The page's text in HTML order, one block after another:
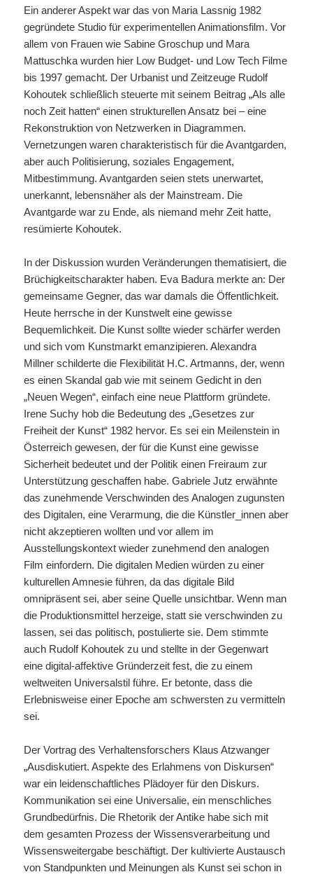
Ein anderer Aspekt war das von Maria Lassnig 1982
gegründete Studio für experimentellen Animationsfilm. Vor
allem von Frauen wie Sabine Groschup und Mara
Mattuschka wurden hier Low Budget- und Low Tech Filme
bis 1997 gemacht. Der Urbanist und Zeitzeuge Rudolf
Kohoutek schließlich steuerte mit seinem Beitrag „Als alle
noch Zeit hatten“ einen strukturellen Ansatz bei – eine
Rekonstruktion von Netzwerken in Diagrammen.
Vernetzungen waren charakteristisch für die Avantgarden,
aber auch Politisierung, soziales Engagement,
Mitbestimmung. Avantgarden seien stets unerwartet,
unerkannt, lebensnäher als der Mainstream. Die
Avantgarde war zu Ende, als niemand mehr Zeit hatte,
resümierte Kohoutek.
In der Diskussion wurden Veränderungen thematisiert, die
Brüchigkeitscharakter haben. Eva Badura merkte an: Der
gemeinsame Gegner, das war damals die Öffentlichkeit.
Heute herrsche in der Kunstwelt eine gewisse
Bequemlichkeit. Die Kunst sollte wieder schärfer werden
und sich vom Kunstmarkt emanzipieren. Alexandra
Millner schilderte die Flexibilität H.C. Artmanns, der, wenn
es einen Skandal gab wie mit seinem Gedicht in den
„Neuen Wegen“, einfach eine neue Plattform gründete.
Irene Suchy hob die Bedeutung des „Gesetzes zur
Freiheit der Kunst“ 1982 hervor. Es sei ein Meilenstein in
Österreich gewesen, der für die Kunst eine gewisse
Sicherheit bedeutet und der Politik einen Freiraum zur
Unterstützung geschaffen habe. Gabriele Jutz erwähnte
das zunehmende Verschwinden des Analogen zugunsten
des Digitalen, eine Verarmung, die die Künstler_innen aber
nicht akzeptieren wollten und vor allem im
Ausstellungskontext wieder zunehmend den analogen
Film einfordern. Die digitalen Medien würden zu einer
kulturellen Amnesie führen, da das digitale Bild
omnipräsent sei, aber seine Quelle unsichtbar. Wenn man
die Produktionsmittel herzeige, statt sie verschwinden zu
lassen, sei das politisch, postulierte sie. Dem stimmte
auch Rudolf Kohoutek zu und stellte in der Gegenwart
eine digital-affektive Gründerzeit fest, die zu einem
weltweiten Universalstil führe. Er betonte, dass die
Erlebnisweise einer Epoche am schwersten zu vermitteln
sei.
Der Vortrag des Verhaltensforschers Klaus Atzwanger
„Ausdiskutiert. Aspekte des Erlahmens von Diskursen“
war ein leidenschaftliches Plädoyer für den Diskurs.
Kommunikation sei eine Universalie, ein menschliches
Grundbedürfnis. Die Rhetorik der Antike habe sich mit
dem gesamten Prozess der Wissensverarbeitung und
Wissensweitergabe beschäftigt. Der kultivierte Austausch
von Standpunkten und Meinungen als Kunst sei schon in